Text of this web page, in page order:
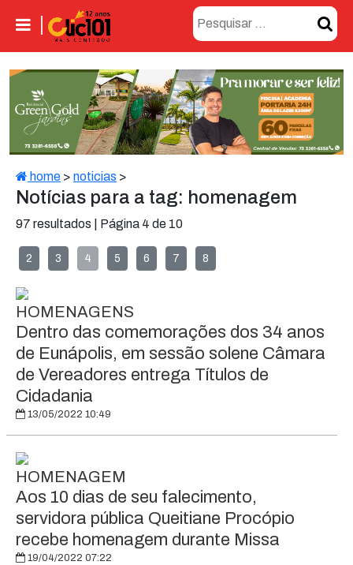
home > noticias >
Notícias para a tag: homenagem
97 resultados | Página 4 de 10
2 3 4 5 6 7 8
HOMENAGENS
Dentro das comemorações dos 34 anos
de Eunápolis, em sessão solene Câmara
de Vereadores entrega Títulos de
Cidadania
13/05/2022 10:49
HOMENAGEM
Aos 10 dias de seu falecimento,
servidora pública Queitiane Procópio
recebe homenagem durante Missa
19/04/2022 07:22